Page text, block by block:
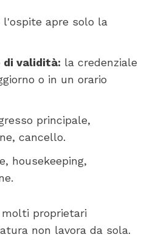
l'ospite apre solo la
di validità: la credenziale
o in un orario
principale,
cancello.
housekeeping,
proprietari
non lavora da sola.